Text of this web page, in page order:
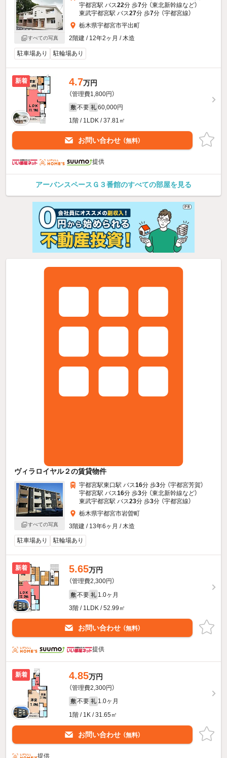
すべての写真
宇都宮駅 バス22分 歩7分 （東北新幹線など）
東武宇都宮駅 バス27分 歩7分 （宇都宮線）
栃木県宇都宮市平出町
2階建 / 12年2ヶ月 / 木造
駐車場あり 駐輪場あり
新着 4.7万円
（管理費1,800円）
敷 不要 礼 60,000円
1階 / 1LDK / 37.81㎡
お問い合わせ （無料）
提供
アーバンスペースＧ３番館のすべての部屋を見る
ヴィラロイヤル２の賃貸物件
すべての写真
宇都宮駅東口駅 バス16分 歩3分 （宇都宮芳賀）
宇都宮駅 バス16分 歩3分 （東北新幹線など）
東武宇都宮駅 バス23分 歩3分 （宇都宮線）
栃木県宇都宮市岩曽町
3階建 / 13年6ヶ月 / 木造
駐車場あり
駐輪場あり
新着 5.65万円
（管理費2,300円）
敷 不要 礼 1.0ヶ月
3階 / 1LDK / 52.99㎡
お問い合わせ （無料）
提供
新着 4.85万円
（管理費2,300円）
敷 不要 礼 1.0ヶ月
1階 / 1K / 31.65㎡
お問い合わせ （無料）
提供